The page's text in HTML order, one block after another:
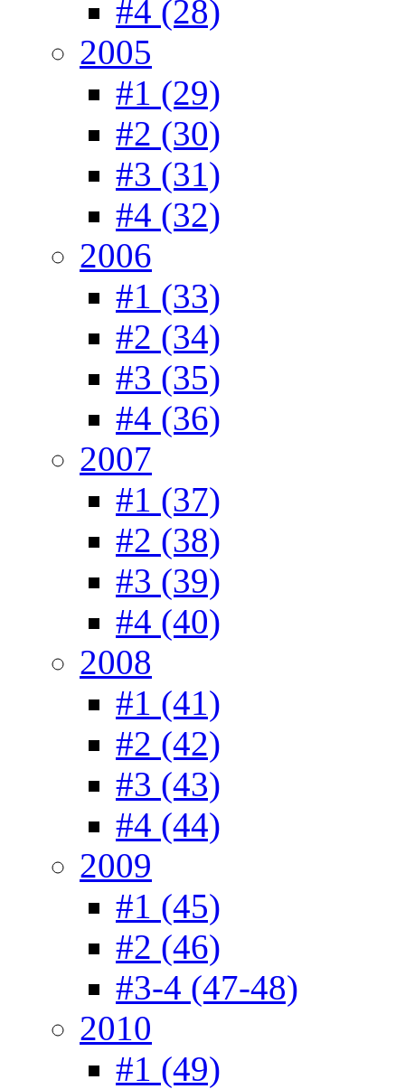
#4 (28)
2005
#1 (29)
#2 (30)
#3 (31)
#4 (32)
2006
#1 (33)
#2 (34)
#3 (35)
#4 (36)
2007
#1 (37)
#2 (38)
#3 (39)
#4 (40)
2008
#1 (41)
#2 (42)
#3 (43)
#4 (44)
2009
#1 (45)
#2 (46)
#3-4 (47-48)
2010
#1 (49)